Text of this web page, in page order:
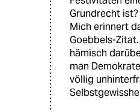
Grundrecht ist?
Mich erinnert
Goebbels-
hämisch
man
völlig